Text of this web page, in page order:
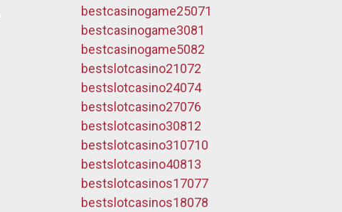
bestcasinogame25071
bestcasinogame3081
bestcasinogame5082
bestslotcasino21072
bestslotcasino24074
bestslotcasino27076
bestslotcasino30812
bestslotcasino310710
bestslotcasino40813
bestslotcasinos17077
bestslotcasinos18078